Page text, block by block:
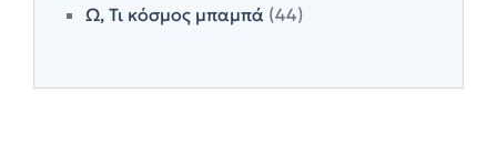
Ω, Τι κόσμος μπαμπά (44)